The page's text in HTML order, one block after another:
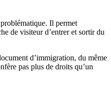
Il permet
de visiteur d’entrer et sortir du
d’immigration, du même
pas plus de droits qu’un